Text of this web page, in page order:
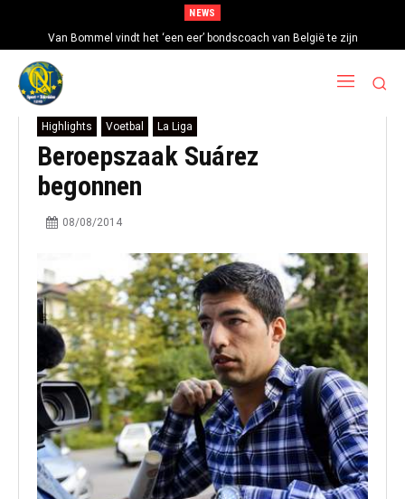
NEWS
Van Bommel vindt het ‘een eer’ bondscoach van België te zijn
Highlights Voetbal La Liga
Beroepszaak Suárez
begonnen
08/08/2014